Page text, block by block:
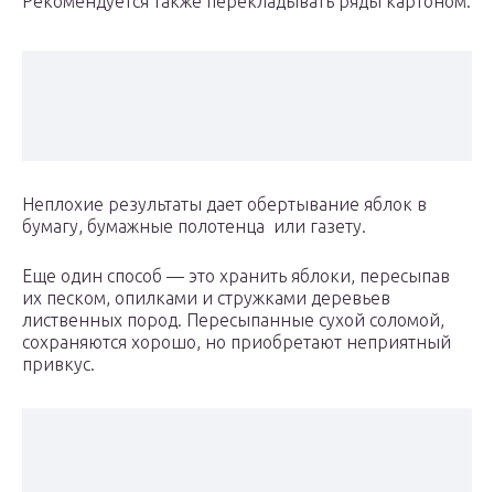
Неплохие результаты дает обертывание яблок в
бумагу, бумажные полотенца или газету.
Еще один способ — это хранить яблоки, пересыпав
их песком, опилками и стружками деревьев
лиственных пород. Пересыпанные сухой соломой,
сохраняются хорошо, но приобретают неприятный
привкус.